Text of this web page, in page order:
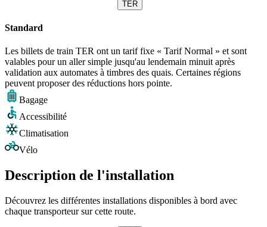
TER
Standard
Les billets de train TER ont un tarif fixe « Tarif Normal » et sont
valables pour un aller simple jusqu'au lendemain minuit après
validation aux automates à timbres des quais. Certaines régions
peuvent proposer des réductions hors pointe.
Bagage
Accessibilité
Climatisation
Vélo
Description de l'installation
Découvrez les différentes installations disponibles à bord avec
chaque transporteur sur cette route.